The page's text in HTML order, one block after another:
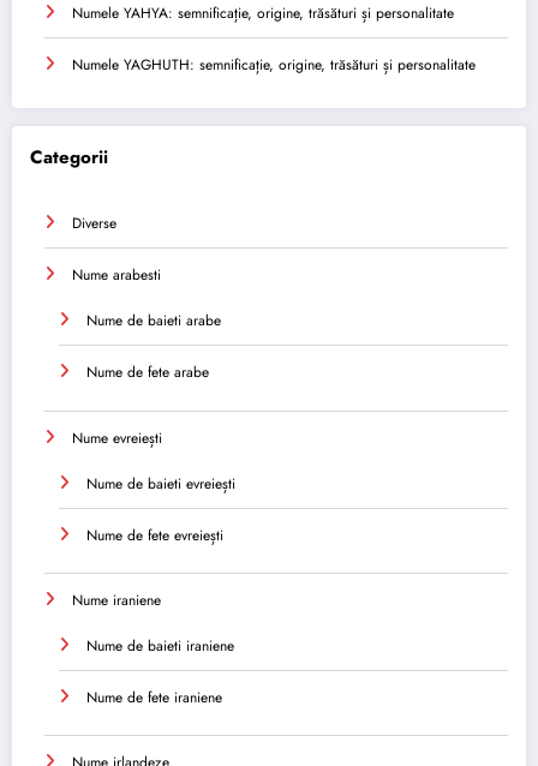
Numele YAHYA: semnificație, origine, trăsături și personalitate
Numele YAGHUTH: semnificație, origine, trăsături și personalitate
Categorii
Diverse
Nume arabesti
Nume de baieti arabe
Nume de fete arabe
Nume evreiești
Nume de baieti evreiești
Nume de fete evreiești
Nume iraniene
Nume de baieti iraniene
Nume de fete iraniene